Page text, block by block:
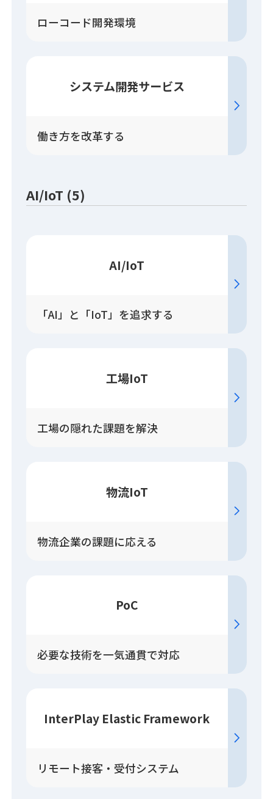
ローコード開発環境
システム開発サービス
働き方を改革する
AI/IoT (5)
AI/IoT
「AI」と「IoT」を追求する
工場IoT
工場の隠れた課題を解決
物流IoT
物流企業の課題に応える
PoC
必要な技術を一気通貫で対応
InterPlay Elastic Framework
リモート接客・受付システム